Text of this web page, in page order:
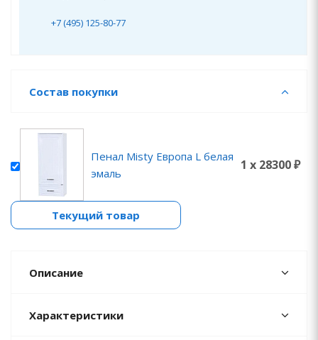
+7 (495) 125-80-77
Состав покупки
Пенал Misty Европа L белая
эмаль
1 x 28300 ₽
Текущий товар
Описание
Характеристики